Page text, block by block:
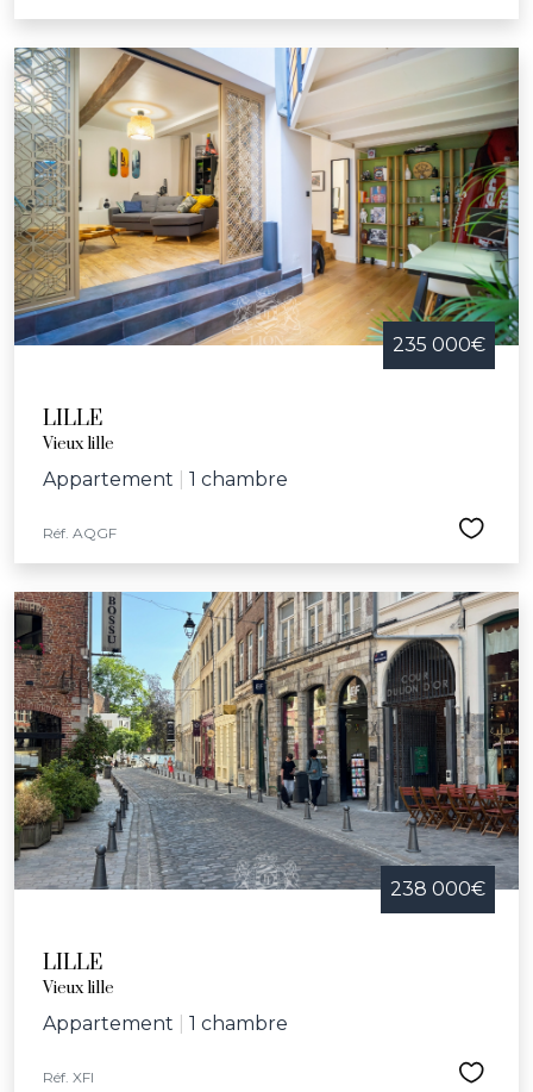
235 000€
LILLE
Vieux lille
Appartement 1 chambre
Réf. AQGF
238 000€
LILLE
Vieux lille
Appartement 1 chambre
Réf. XFI